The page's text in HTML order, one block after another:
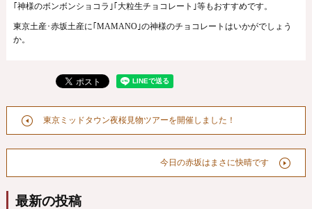
｢神様のボンボンショコラ｣｢大粒生チョコレート｣等もおすすめです。
東京土産･赤坂土産に｢MAMANO｣の神様のチョコレートはいかがでしょう
か。
東京ミッドタウン夜桜見物ツアーを開催しました！
今日の赤坂はまさに快晴です
最新の投稿